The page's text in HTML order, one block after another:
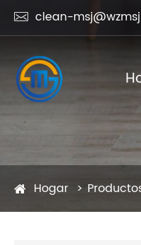
 clean-
Hogar